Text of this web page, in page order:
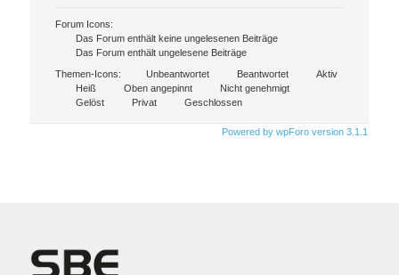
Forum Icons:
Das Forum enthält keine ungelesenen Beiträge
Das Forum enthält ungelesene Beiträge
Themen-Icons:
Unbeantwortet Beantwortet
Aktiv
Heiß
Oben angepinnt
Nicht genehmigt
Gelöst
Privat Geschlossen
Powered by wpForo version 3.1.1